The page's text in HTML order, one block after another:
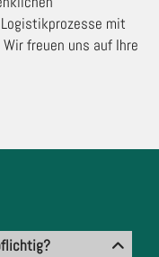
mit
freuen uns auf Ihre